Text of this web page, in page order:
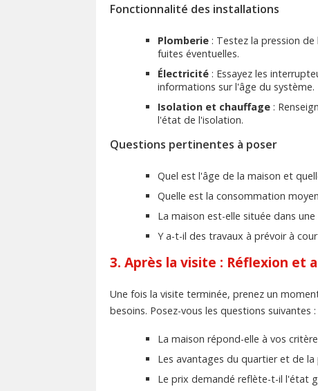
Fonctionnalité des installations
Plomberie: Testez la pression de
fuites éventuelles.
Électricité: Essayez les
informations sur l'âge du système.
Isolation et chauffage:
l'état de l'isolation.
Questions pertinentes à poser
Quel est l'âge de la maison et
Quelle est la consommation
La maison est-elle située dans
Y a-t-il des travaux à prévoir à
3. Après la visite : Réflexion et
Une fois la visite terminée, prenez un
besoins. Posez-vous les questions suivantes :
La maison répond-elle à vos
Les avantages du quartier et de
Le prix demandé reflète-t-il l'état